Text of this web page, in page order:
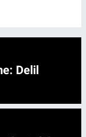
Delil